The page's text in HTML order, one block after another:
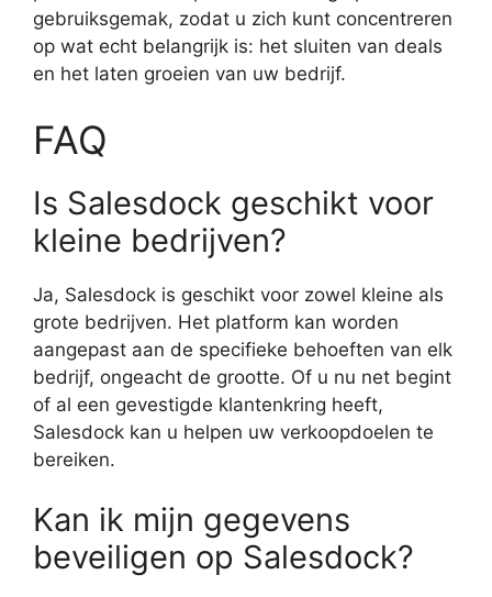
gebruiksgemak, zodat u zich kunt concentreren
op wat echt belangrijk is: het sluiten van deals
en het laten groeien van uw bedrijf.
FAQ
Is Salesdock geschikt voor
kleine bedrijven?
Ja, Salesdock is geschikt voor zowel kleine als
grote bedrijven. Het platform kan worden
aangepast aan de specifieke behoeften van elk
bedrijf, ongeacht de grootte. Of u nu net begint
of al een gevestigde klantenkring heeft,
Salesdock kan u helpen uw verkoopdoelen te
bereiken.
Kan ik mijn gegevens
beveiligen op Salesdock?